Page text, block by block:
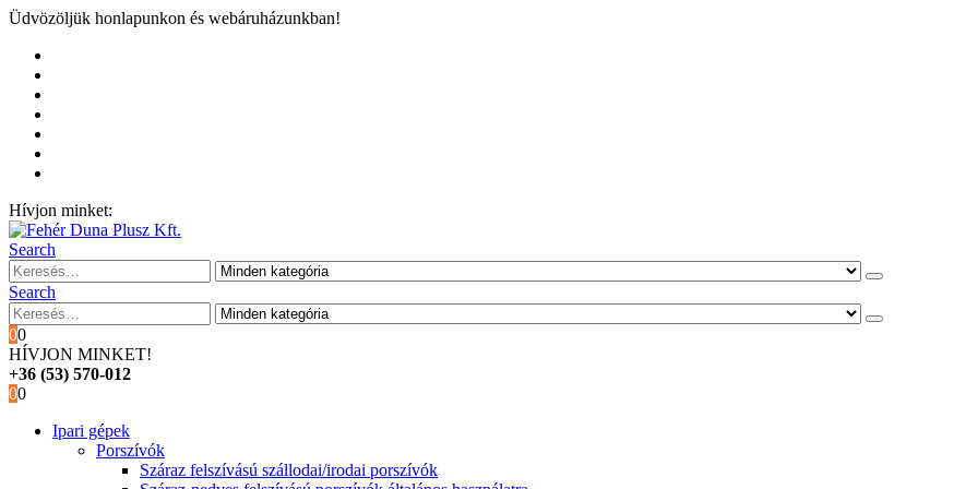
Üdvözöljük honlapunkon és webáruházunkban!
Hívjon minket:
Search
Search
00
HÍVJON MINKET!
+36 (53) 570-012
00
Ipari gépek
Porszívók
Száraz felszívású szállodai/irodai porszívók